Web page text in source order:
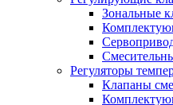
Зональные
Регуляторы
Клапаны